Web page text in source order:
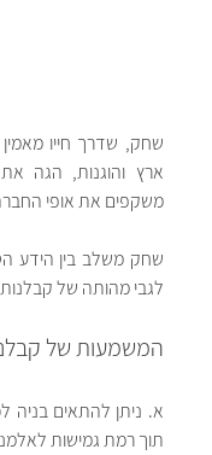
משקפים את אופי
לגבי מהותה של קבלנות
המשמעות של
תוך רמת גמישות